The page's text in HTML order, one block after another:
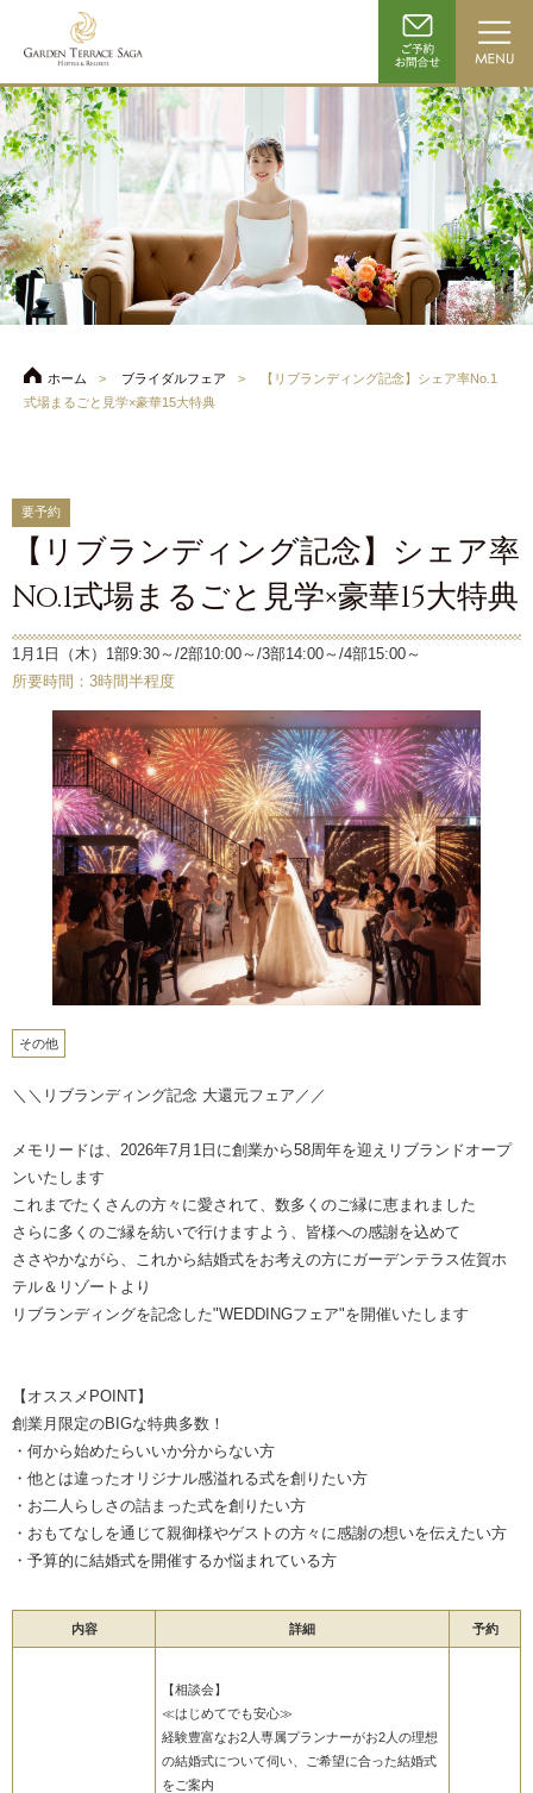
ホーム ブライダルフェア
【リブランディング記念】シェア率No.1
式場まるごと見学×豪華15大特典
要予約
【リブランディング記念】シェア率
No.1式場まるごと見学×豪華15大特典
1月1日（木）1部9:30～/2部10:00～/3部14:00～/4部15:00～
所要時間：3時間半程度
その他
＼＼リブランディング記念 大還元フェア／／
メモリードは、2026年7月1日に創業から58周年を迎えリブランドオープ
ンいたします
これまでたくさんの方々に愛されて、数多くのご縁に恵まれました
さらに多くのご縁を紡いで行けますよう、皆様への感謝を込めて
ささやかながら、これから結婚式をお考えの方にガーデンテラス佐賀ホ
テル＆リゾートより
リブランディングを記念した"WEDDINGフェア"を開催いたします
【オススメPOINT】
創業月限定のBIGな特典多数！
・何から始めたらいいか分からない方
・他とは違ったオリジナル感溢れる式を創りたい方
・お二人らしさの詰まった式を創りたい方
・おもてなしを通じて親御様やゲストの方々に感謝の想いを伝えたい方
・予算的に結婚式を開催するか悩まれている方
内容 詳細 予約
【相談会】
≪はじめてでも安心≫
経験豊富なお2人専属プランナーがお2人の理想
の結婚式について伺い、ご希望に合った結婚式
をご案内